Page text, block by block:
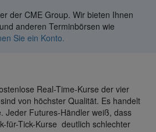
der CME Group. Wir bieten Ihnen
anderen Terminbörsen wie
Sie ein Konto.
Real-Time-Kurse der vier
von höchster Qualität. Es handelt
Jeder Futures-Händler weiß, dass
für-Tick-Kurse deutlich schlechter